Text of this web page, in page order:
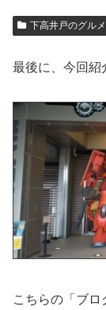
下高井戸のグルメ
最後に、今回紹
こちらの「ブ